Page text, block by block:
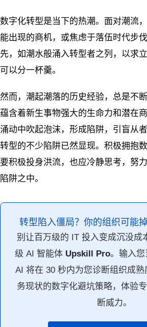
数字化转型是当下的热潮。面对潮流
能出现的商机，或焦虑于落伍时代步
先，如潮水般涌入转型者之列，以求
可以分一杯羹。
然而，潮起潮落的历史经验，总是不
蕴含着新生事物强大的生命力和潜在
涌动中吹起泡沫，形成陷阱，引盲从
转型的不少陷阱已然显现。积极拥抱
要积极投身洪流，也应冷静思考，努
陷阱之中。
转型陷入僵局？你的组织可能
别让百万级的 IT 投入变成沉没成
级 AI 智能体 Upskill Pro。输入您
AI 将在 30 秒内为您诊断组织成
务现状的数字化避坑策略，体验
断威力。